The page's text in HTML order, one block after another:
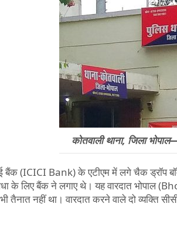
कोतवाली थाना, जिला
(ICICI Bank) के एटीएम में लगे चैक ड्रॉप
के लिए बैंक ने लगाए थे। यह वारदात भोपाल
भी तैनात नहीं था। वारदात करने वाले दो